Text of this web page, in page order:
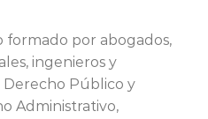
formado por abogados,
ingenieros y
Derecho Público y
Administrativo,